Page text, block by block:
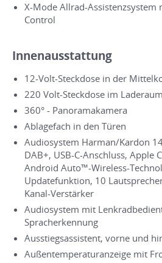
X-Mode Allrad-
Control
Innenausstattung
12-Volt-Steckdose in der
220 Volt-Steckdose im
360° - Panoramakamera
Ablagefach in den Türen
Audiosystem Harman/Kardon
DAB+, USB-C-Anschluss, Apple
Android Auto™-Wireless-
Updatefunktion, 10
Kanal-Verstärker
Audiosystem mit
Spracherkennung
Ausstiegsassistent, vorne und
Außentemperaturanzeige mit